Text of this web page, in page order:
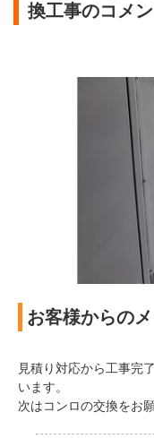
換工事のコメン
お客様からの
見積り対応から工事完
います。
次はコンロの交換をお